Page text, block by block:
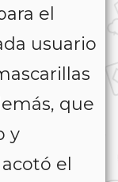
el
usuario
que
y
el